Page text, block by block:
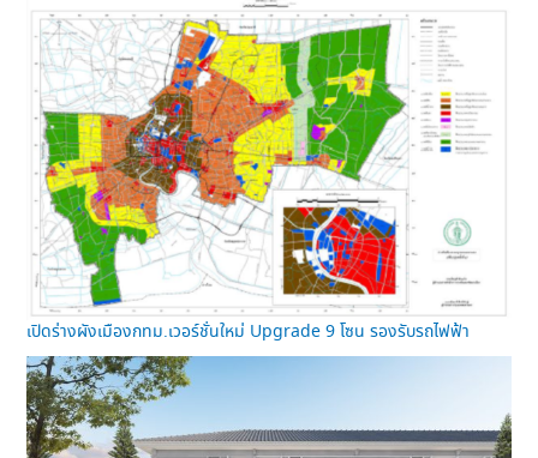
เปิดร่างผังเมืองกทม.เวอร์ชั่นใหม่ Upgrade 9 โซน รองรับรถไฟฟ้า